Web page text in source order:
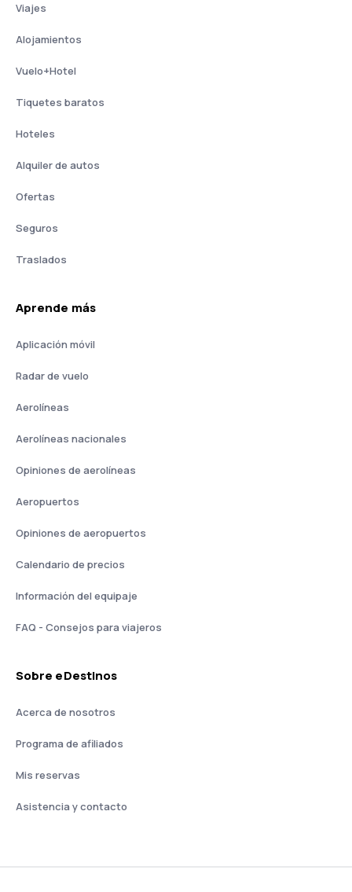
Viajes
Alojamientos
Vuelo+Hotel
Tiquetes baratos
Hoteles
Alquiler de autos
Ofertas
Seguros
Traslados
Aprende más
Aplicación móvil
Radar de vuelo
Aerolíneas
Aerolíneas nacionales
Opiniones de aerolíneas
Aeropuertos
Opiniones de aeropuertos
Calendario de precios
Información del equipaje
FAQ - Consejos para viajeros
Sobre eDestinos
Acerca de nosotros
Programa de afiliados
Mis reservas
Asistencia y contacto